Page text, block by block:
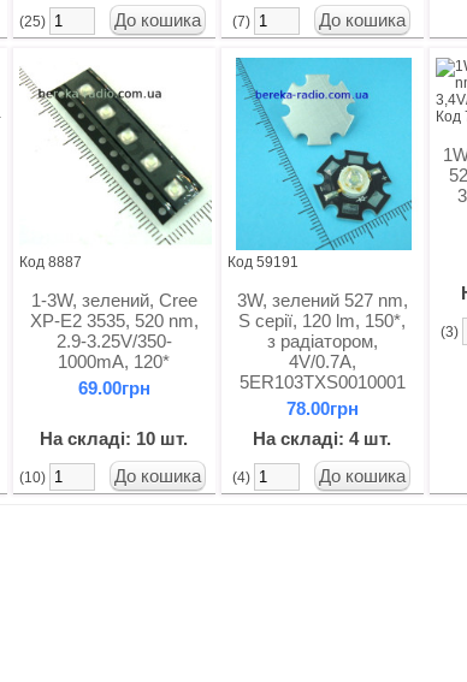
(25) (7)
Код 8887
1-3W, зелений, Cree
XP-E2 3535, 520 nm,
2.9-3.25V/350-
1000mA, 120*
69.00грн
На складі: 10 шт.
(10)
Код 59191
3W, зелений 527 nm,
S серії, 120 lm, 150*,
з радіатором,
4V/0.7А,
5ER103TXS0010001
78.00грн
На складі: 4 шт.
(4)
Код
(3)